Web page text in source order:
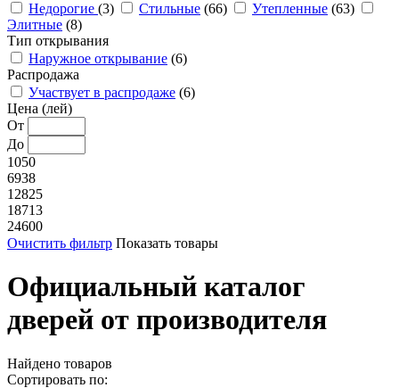
Недорогие (3) Стильные (66) Утепленные (63)
Элитные (8)
Тип открывания
Наружное открывание (6)
Распродажа
Участвует в распродаже (6)
Цена (лей)
От
До
1050
6938
12825
18713
24600
Очистить фильтр Показать товары
Официальный каталог
дверей от производителя
Найдено товаров
Сортировать по: